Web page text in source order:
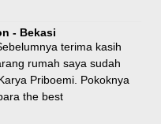
- Bekasi
terima kasih
rumah saya sudah
Priboemi. Pokoknya
the best